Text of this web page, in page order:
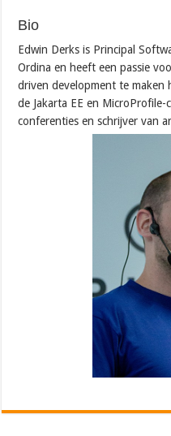
Bio
Edwin Derks is Principal
Ordina en heeft een passie
driven development te
de Jakarta EE en
conferenties en schrijver van